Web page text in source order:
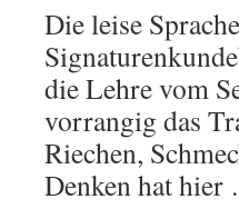
Die leise
die Lehre vom
vorrangig das
Riechen,
Denken hat